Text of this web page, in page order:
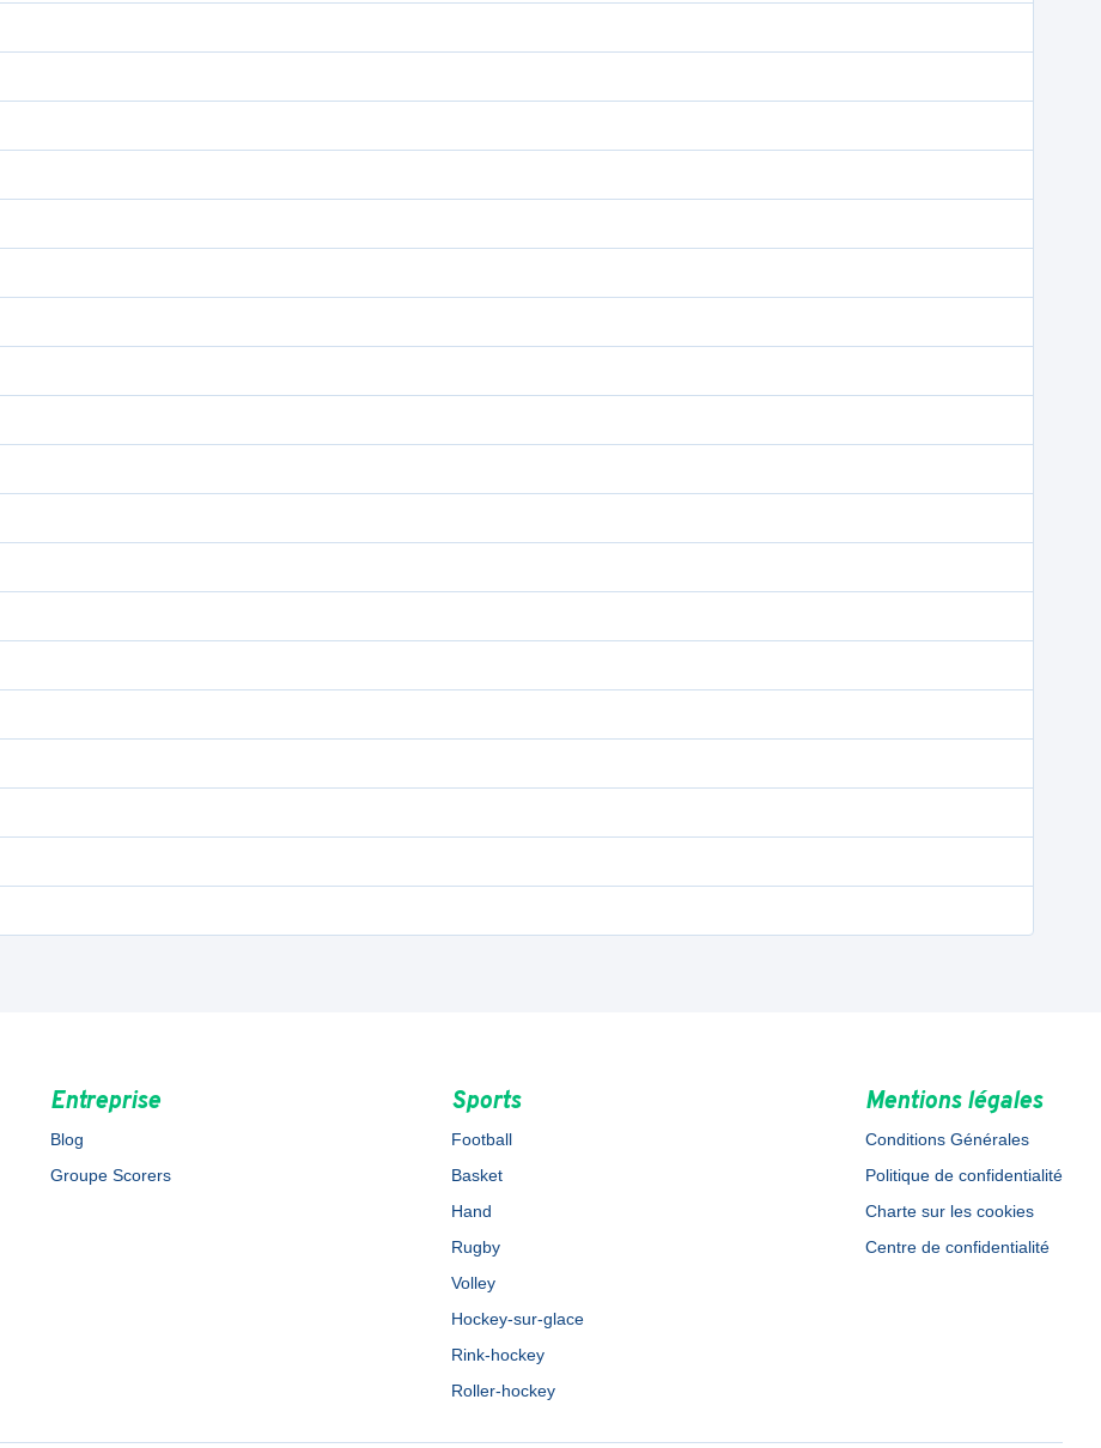
Entreprise
Blog
Groupe Scorers
Sports
Football
Basket
Hand
Rugby
Volley
Hockey-sur-glace
Rink-hockey
Roller-hockey
Mentions légales
Conditions Générales
Politique de confidentialité
Charte sur les cookies
Centre de confidentialité